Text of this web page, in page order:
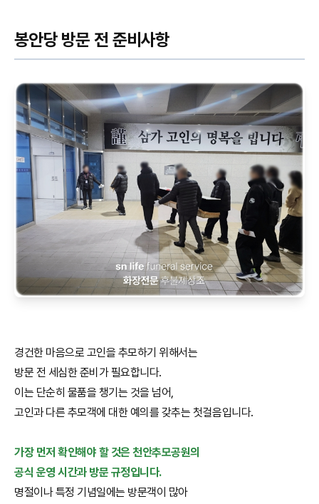
봉안당 방문 전 준비사항
경건한 마음으로 고인을 추모하기 위해서는
방문 전 세심한 준비가 필요합니다.
이는 단순히 물품을 챙기는 것을 넘어,
고인과 다른 추모객에 대한 예의를 갖추는 첫걸음입니다.
가장 먼저 확인해야 할 것은 천안추모공원의
공식 운영 시간과 방문 규정입니다.
명절이나 특정 기념일에는 방문객이 많아